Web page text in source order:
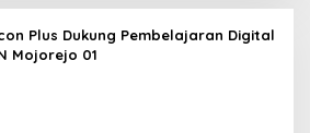
Plus Dukung Pembelajaran Digital
Mojorejo 01